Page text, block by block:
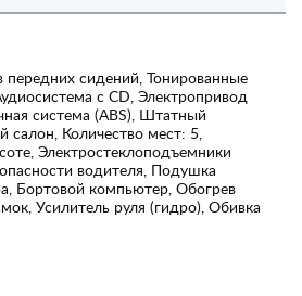
сидений, Тонированные
с CD, Электропривод
система (ABS), Штатный
салон, Количество мест: 5,
Электростеклоподъемники
водителя, Подушка
Бортовой компьютер, Обогрев
Усилитель руля (гидро), Обивка